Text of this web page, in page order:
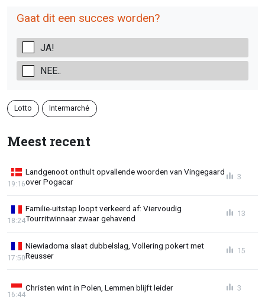
Gaat dit een succes worden?
JA!
NEE..
Lotto Intermarché
Meest recent
Landgenoot onthult opvallende woorden van Vingegaard
over Pogacar
19:16
3
Familie-uitstap loopt verkeerd af: Viervoudig
Tourritwinnaar zwaar gehavend
18:24
13
Niewiadoma slaat dubbelslag, Vollering pokert met
Reusser
17:50
15
Christen wint in Polen, Lemmen blijft leider
16:44
3